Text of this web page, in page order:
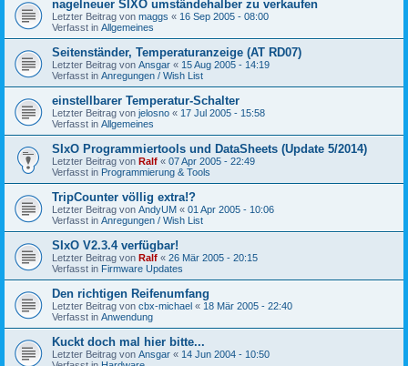
nagelneuer SIXO umständehalber zu verkaufen
Letzter Beitrag von maggs « 16 Sep 2005 - 08:00
Verfasst in Allgemeines
Seitenständer, Temperaturanzeige (AT RD07)
Letzter Beitrag von Ansgar « 15 Aug 2005 - 14:19
Verfasst in Anregungen / Wish List
einstellbarer Temperatur-Schalter
Letzter Beitrag von jelosno « 17 Jul 2005 - 15:58
Verfasst in Allgemeines
SIxO Programmiertools und DataSheets (Update 5/2014)
Letzter Beitrag von Ralf « 07 Apr 2005 - 22:49
Verfasst in Programmierung & Tools
TripCounter völlig extra!?
Letzter Beitrag von AndyUM « 01 Apr 2005 - 10:06
Verfasst in Anregungen / Wish List
SIxO V2.3.4 verfügbar!
Letzter Beitrag von Ralf « 26 Mär 2005 - 20:15
Verfasst in Firmware Updates
Den richtigen Reifenumfang
Letzter Beitrag von cbx-michael « 18 Mär 2005 - 22:40
Verfasst in Anwendung
Kuckt doch mal hier bitte...
Letzter Beitrag von Ansgar « 14 Jun 2004 - 10:50